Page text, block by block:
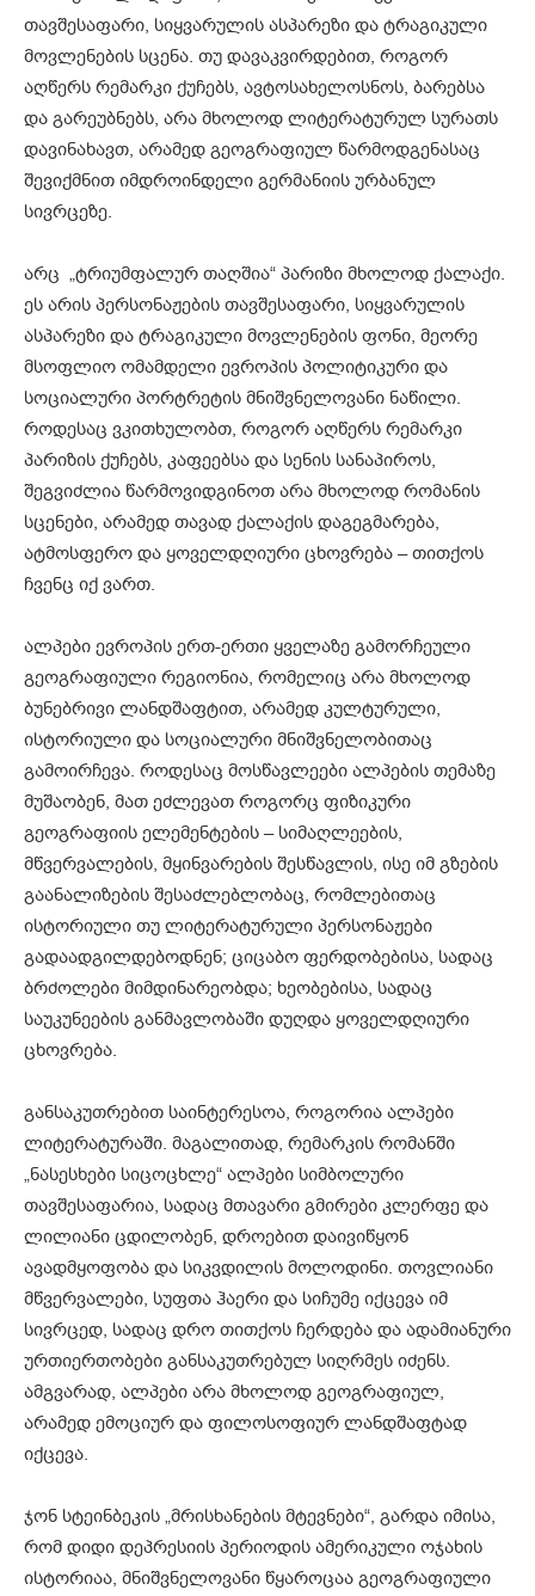
თავშესაფარი, სიყვარულის ასპარეზი და ტრაგიკული
მოვლენების სცენა. თუ დავაკვირდებით, როგორ
აღწერს რემარკი ქუჩებს, ავტოსახელოსნოს, ბარებსა
და გარეუბნებს, არა მხოლოდ ლიტერატურულ სურათს
დავინახავთ, არამედ გეოგრაფიულ წარმოდგენასაც
შევიქმნით იმდროინდელი გერმანიის ურბანულ
სივრცეზე.
არც „ტრიუმფალურ თაღშია“ პარიზი მხოლოდ ქალაქი.
ეს არის პერსონაჟების თავშესაფარი, სიყვარულის
ასპარეზი და ტრაგიკული მოვლენების ფონი, მეორე
მსოფლიო ომამდელი ევროპის პოლიტიკური და
სოციალური პორტრეტის მნიშვნელოვანი ნაწილი.
როდესაც ვკითხულობთ, როგორ აღწერს რემარკი
პარიზის ქუჩებს, კაფეებსა და სენის სანაპიროს,
შეგვიძლია წარმოვიდგინოთ არა მხოლოდ რომანის
სცენები, არამედ თავად ქალაქის დაგეგმარება,
ატმოსფერო და ყოველდღიური ცხოვრება – თითქოს
ჩვენც იქ ვართ.
ალპები ევროპის ერთ-ერთი ყველაზე გამორჩეული
გეოგრაფიული რეგიონია, რომელიც არა მხოლოდ
ბუნებრივი ლანდშაფტით, არამედ კულტურული,
ისტორიული და სოციალური მნიშვნელობითაც
გამოირჩევა. როდესაც მოსწავლეები ალპების თემაზე
მუშაობენ, მათ ეძლევათ როგორც ფიზიკური
გეოგრაფიის ელემენტების – სიმაღლეების,
მწვერვალების, მყინვარების შესწავლის, ისე იმ გზების
გაანალიზების შესაძლებლობაც, რომლებითაც
ისტორიული თუ ლიტერატურული პერსონაჟები
გადაადგილდებოდნენ; ციცაბო ფერდობებისა, სადაც
ბრძოლები მიმდინარეობდა; ხეობებისა, სადაც
საუკუნეების განმავლობაში დუღდა ყოველდღიური
ცხოვრება.
განსაკუთრებით საინტერესოა, როგორია ალპები
ლიტერატურაში. მაგალითად, რემარკის რომანში
„ნასესხები სიცოცხლე“ ალპები სიმბოლური
თავშესაფარია, სადაც მთავარი გმირები კლერფე და
ლილიანი ცდილობენ, დროებით დაივიწყონ
ავადმყოფობა და სიკვდილის მოლოდინი. თოვლიანი
მწვერვალები, სუფთა ჰაერი და სიჩუმე იქცევა იმ
სივრცედ, სადაც დრო თითქოს ჩერდება და ადამიანური
ურთიერთობები განსაკუთრებულ სიღრმეს იძენს.
ამგვარად, ალპები არა მხოლოდ გეოგრაფიულ,
არამედ ემოციურ და ფილოსოფიურ ლანდშაფტად
იქცევა.
ჯონ სტეინბეკის „მრისხანების მტევნები“, გარდა იმისა,
რომ დიდი დეპრესიის პერიოდის ამერიკული ოჯახის
ისტორიაა, მნიშვნელოვანი წყაროცაა გეოგრაფიული